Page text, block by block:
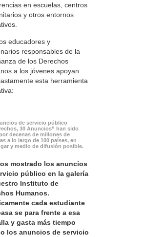
en escuelas, centros
y otros entornos
educadores y
responsables de la
de los Derechos
a los jóvenes apoyan
esta herramienta
de servicio público
30 Anuncios” han sido
decenas de millones de
a lo largo de 100 países, en
y medio de difusión posible.
mostrado los anuncios
público en la galería
Instituto de
Humanos.
cada estudiante
se para frente a esa
y gasta más tiempo
los anuncios de servicio